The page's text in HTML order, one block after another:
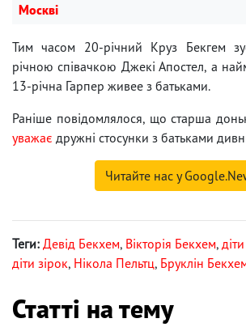
Москві
Тим часом 20-річний Круз Бекгем
річною співачкою Джекі Апостел, а
13-річна Гарпер живее з батьками.
Раніше повідомлялося, що старша
уважає дружні стосунки з батьками
Читайте нас у
Теги: Девід Бекхем, Вікторія Бекхем,
діти зірок, Нікола Пельтц, Бруклін
Статті на тему